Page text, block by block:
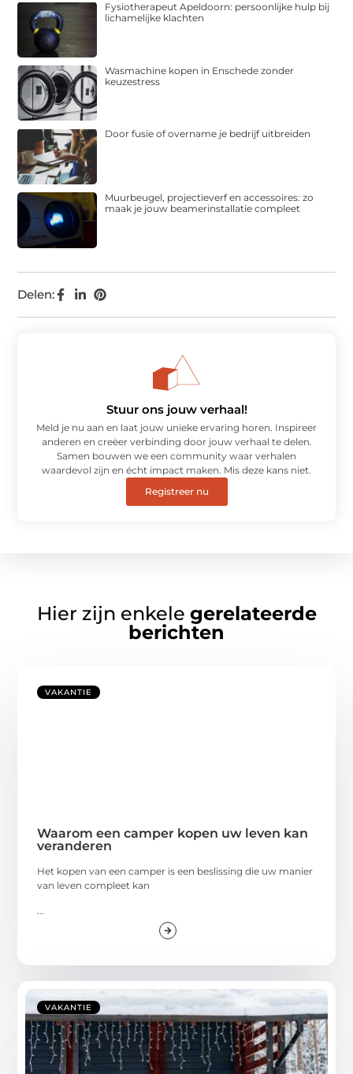
Delen:
Fysiotherapeut Apeldoorn: persoonlijke hulp bij
lichamelijke klachten
Wasmachine kopen in Enschede zonder
keuzestress
Door fusie of overname je bedrijf uitbreiden
Muurbeugel, projectieverf en accessoires: zo
maak je jouw beamerinstallatie compleet
Stuur ons jouw verhaal!
Meld je nu aan en laat jouw unieke ervaring horen. Inspireer
anderen en creëer verbinding door jouw verhaal te delen.
Samen bouwen we een community waar verhalen
waardevol zijn en écht impact maken. Mis deze kans niet.
Registreer nu
Hier zijn enkele gerelateerde
berichten
VAKANTIE
Waarom een camper kopen uw leven kan
veranderen
Het kopen van een camper is een beslissing die uw manier
van leven compleet kan
...
VAKANTIE